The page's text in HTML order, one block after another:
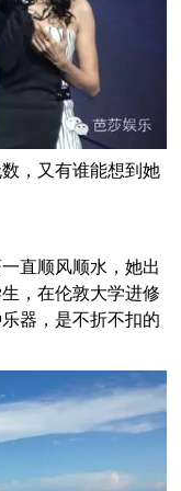
，又有谁能想到她
直顺风顺水，她出
，在伦敦大学进修
器，是不折不扣的